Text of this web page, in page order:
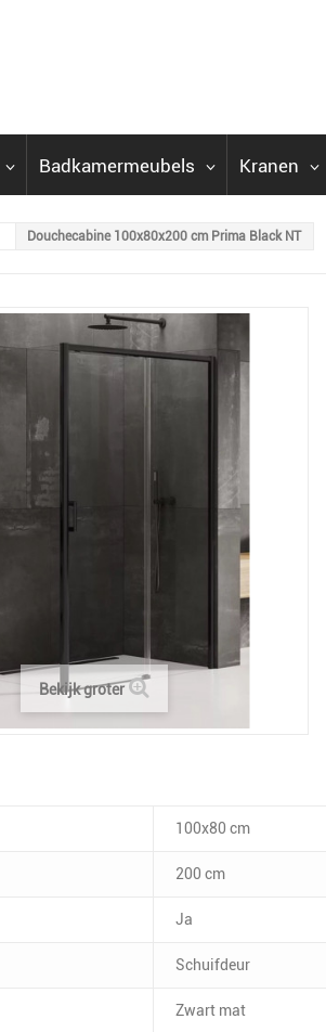
Badkamermeubels Kranen
Douchecabine 100x80x200 cm Prima Black NT
Bekijk groter
100x80 cm
200 cm
Ja
Schuifdeur
Zwart mat